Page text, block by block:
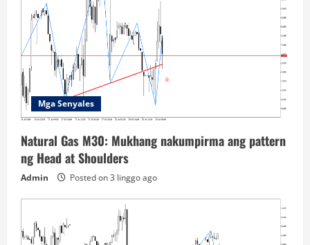
Mga Senyales
Natural Gas M30: Mukhang nakumpirma ang pattern
ng Head at Shoulders
Admin Posted on 3 linggo ago